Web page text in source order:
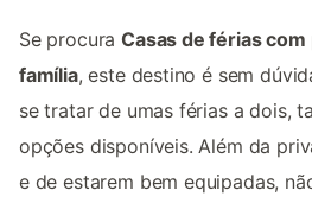
Se procuraCasas de férias
família, este destino é sem
se tratar de umas férias a dois,
opções disponíveis. Além da
e de estarem bem equipadas,